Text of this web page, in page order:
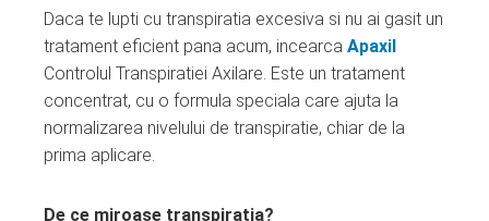
Daca te lupti cu transpiratia excesiva si nu ai gasit un
tratament eficient pana acum, incearca Apaxil
Controlul Transpiratiei Axilare. Este un tratament
concentrat, cu o formula speciala care ajuta la
normalizarea nivelului de transpiratie, chiar de la
prima aplicare.
De ce miroase transpiratia?